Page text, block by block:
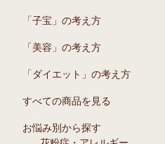
「子宝」の考え方
「美容」の考え方
「ダイエット」の考え方
すべての商品を見る
お悩み別から探す